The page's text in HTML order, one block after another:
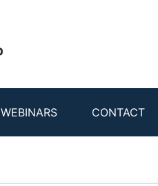
WEBINARS CONTACT